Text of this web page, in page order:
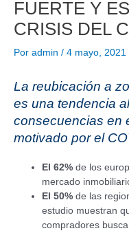
FUERTE Y
CRISIS DEL
Por admin / 4 mayo, 2021
La reubicación a
es una tendencia
consecuencias en
motivado por el
El 62% de los
mercado
El 50% de las
estudio muestran
compradores